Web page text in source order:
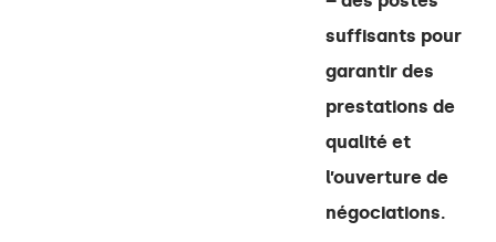
suffisants pour
garantir des
prestations de
qualité et
l’ouverture de
négociations.